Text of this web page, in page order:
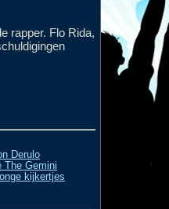
rapper. Flo Rida,
Derulo
The Gemini
kijkertjes